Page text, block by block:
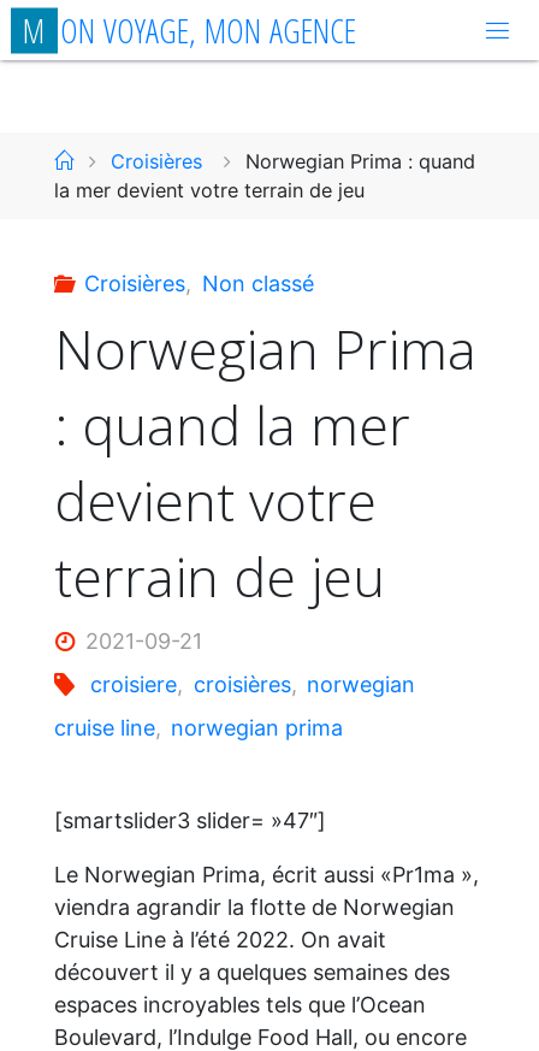
Aller
auM ON VOYAGE, MON AGENCE
AccueilCroisières
Norwegian Prima : quand
la mer devient votre terrain de jeu
Croisières, Non classé
Norwegian Prima
: quand la mer
devient votre
terrain de jeu
2021-09-21
croisiere, croisières, norwegian
cruise line, norwegian prima
[smartslider3 slider= »47″]
Le Norwegian Prima, écrit aussi «Pr1ma »,
viendra agrandir la flotte de Norwegian
Cruise Line à l’été 2022. On avait
découvert il y a quelques semaines des
espaces incroyables tels que l’Ocean
Boulevard, l’Indulge Food Hall, ou encore